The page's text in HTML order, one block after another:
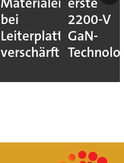
bei
Leiterplatten
verschärft
2200-V
GaN-